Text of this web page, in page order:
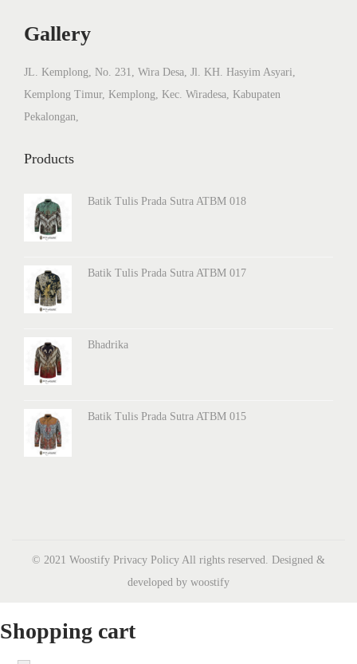
Gallery
JL. Kemplong, No. 231, Wira Desa, Jl. KH. Hasyim Asyari,
Kemplong Timur, Kemplong, Kec. Wiradesa, Kabupaten
Pekalongan,
Products
Batik Tulis Prada Sutra ATBM 018
Batik Tulis Prada Sutra ATBM 017
Bhadrika
Batik Tulis Prada Sutra ATBM 015
© 2021 Woostify Privacy Policy All rights reserved. Designed &
developed by woostify
Shopping cart